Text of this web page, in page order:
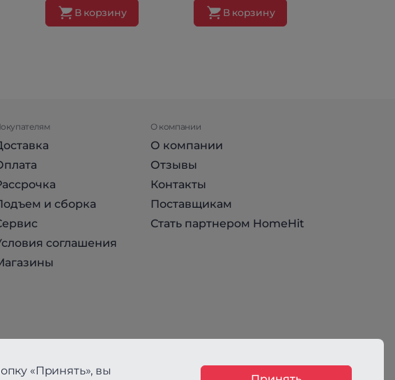
В корзину В корзину
и сборка
соглашения
О компании
О компании
Отзывы
Контакты
Поставщикам
Стать партнером HomeHit
«Принять», вы